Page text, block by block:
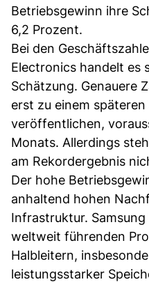
Betriebsgewinn ihre
6,2 Prozent.
Bei den
Electronics handelt es
Schätzung. Genauere
erst zu einem
veröffentlichen,
Monats. Allerdings
am Rekordergebnis
Der hohe
anhaltend hohen
Infrastruktur.
weltweit führenden
Halbleitern,
leistungsstarker